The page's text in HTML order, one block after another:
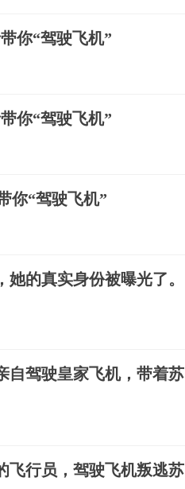
你“驾驶飞机”
你“驾驶飞机”
你“驾驶飞机”
的真实身份被曝光了。
自驾驶皇家飞机，带着苏
飞行员，驾驶飞机叛逃苏